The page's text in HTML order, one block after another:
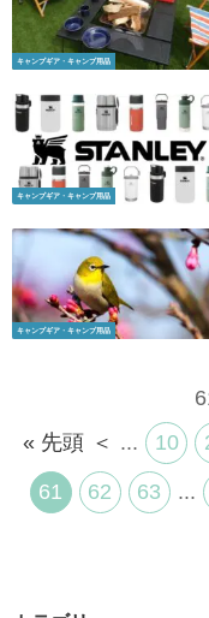
キャンプギア・キャンプ用品
キャンプギア・キャンプ用品
キャンプギア・キャンプ用品
« 先頭 ＜ ... 10
61 62 63 ...